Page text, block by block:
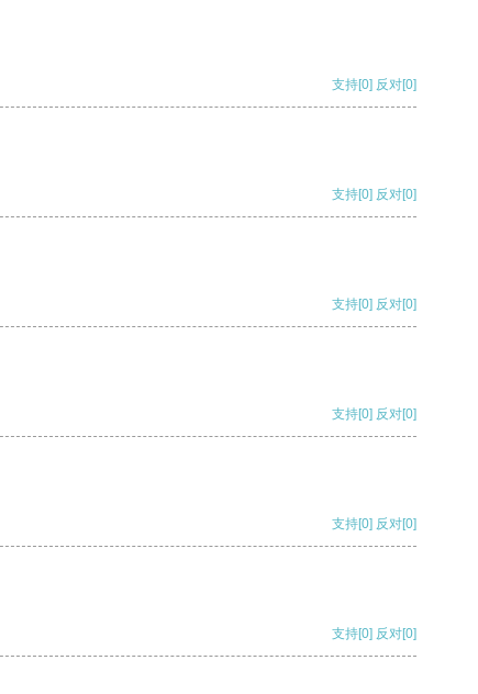
支持[0] 反对[0]
支持[0] 反对[0]
支持[0] 反对[0]
支持[0] 反对[0]
支持[0] 反对[0]
支持[0] 反对[0]